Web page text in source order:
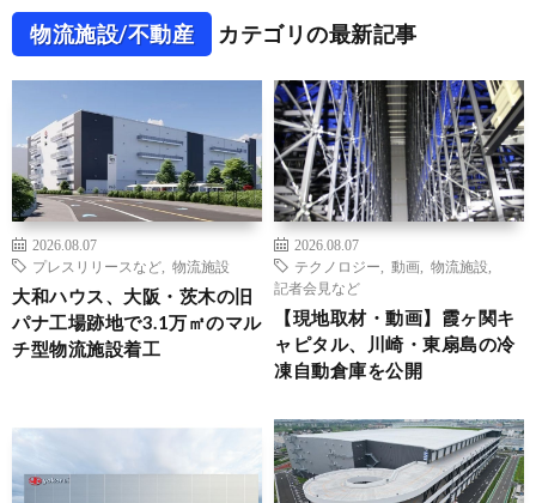
物流施設/不動産 カテゴリの最新記事
2026.08.07
プレスリリースなど
物流施設
大和ハウス、大阪・茨木の旧
パナ工場跡地で3.1万㎡のマル
チ型物流施設着工
2026.08.07
テクノロジー
動画 物流施設
記者会見など
【現地取材・動画】霞ヶ関キ
ャピタル、川崎・東扇島の冷
凍自動倉庫を公開